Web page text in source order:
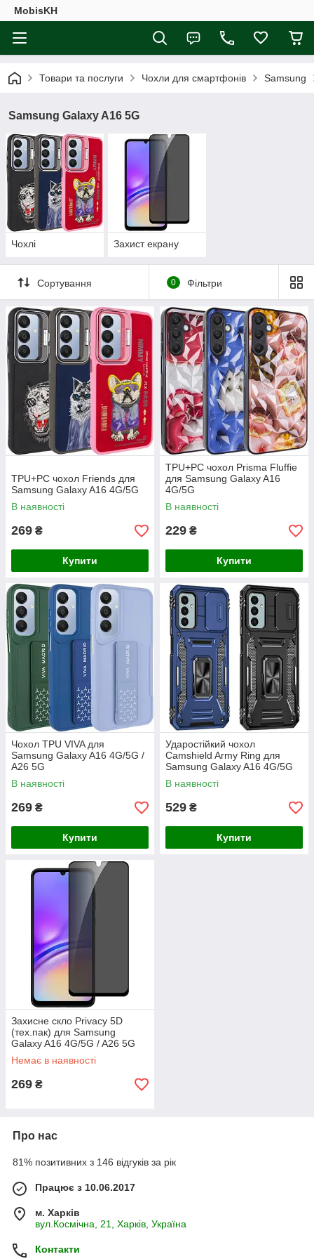
MobisKH
Товари та послуги Чохли для смартфонів Samsung
Samsung Galaxy A16 5G
Чохлі Захист екрану
Сортування 0 Фільтри
TPU+PC чохол Friends для
Samsung Galaxy A16 4G/5G
В наявності
269 ₴
Купити
TPU+PC чохол Prisma Fluffie
для Samsung Galaxy A16
4G/5G
В наявності
229 ₴
Купити
Чохол TPU VIVA для
Samsung Galaxy A16 4G/5G /
A26 5G
В наявності
269 ₴
Купити
Ударостійкий чохол
Camshield Army Ring для
Samsung Galaxy A16 4G/5G
В наявності
529 ₴
Купити
Захисне скло Privacy 5D
(тех.пак) для Samsung
Galaxy A16 4G/5G / A26 5G
Немає в наявності
269 ₴
Про нас
81% позитивних з 146 відгуків за рік
Працює з 10.06.2017
м. Харків
вул.Космічна, 21, Харків, Україна
Контакти